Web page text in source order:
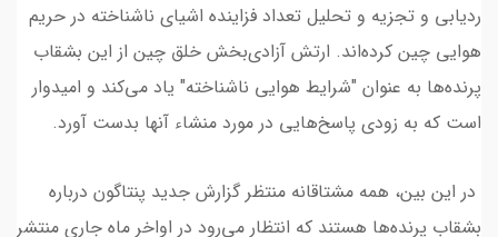
ردیابی و تجزیه و تحلیل تعداد فزاینده اشیای ناشناخته در حریم
هوایی چین کرده‌اند. ارتش آزادی‌بخش خلق چین از این بشقاب
پرنده‌ها به عنوان "شرایط هوایی ناشناخته" یاد می‌کند و امیدوار
است که به زودی پاسخ‌هایی در مورد منشاء آنها بدست آورد.
در این بین، همه مشتاقانه منتظر گزارش جدید پنتاگون درباره
بشقاب پرنده‌ها هستند که انتظار می‌رود در اواخر ماه جاری منتشر